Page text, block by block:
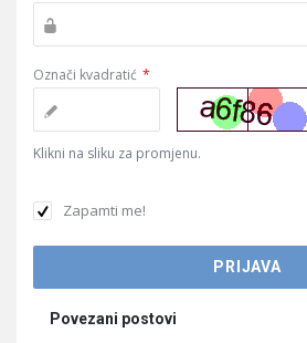
Označi kvadratić *
Klikni na sliku za promjenu.
Zapamti me!
Povezani postovi